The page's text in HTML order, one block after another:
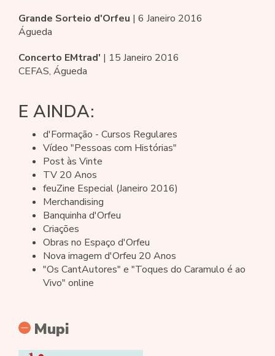
Grande Sorteio d'Orfeu | 6 Janeiro 2016
Águeda
Concerto EMtrad' | 15 Janeiro 2016
CEFAS, Águeda
E AINDA:
d'Formação - Cursos Regulares
Vídeo "Pessoas com Histórias"
Post às Vinte
TV 20 Anos
feuZine Especial (Janeiro 2016)
Merchandising
Banquinha d'Orfeu
Criações
Obras no Espaço d'Orfeu
Nova imagem d'Orfeu 20 Anos
"Os CantAutores" e "Toques do Caramulo é ao
Vivo" online
Mupi